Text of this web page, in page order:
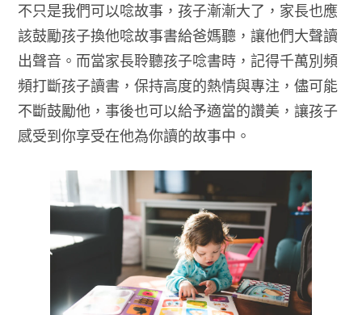
不只是我們可以唸故事，孩子漸漸大了，家長也應
該鼓勵孩子換他唸故事書給爸媽聽，讓他們大聲讀
出聲音。而當家長聆聽孩子唸書時，記得千萬別頻
頻打斷孩子讀書，保持高度的熱情與專注，儘可能
不斷鼓勵他，事後也可以給予適當的讚美，讓孩子
感受到你享受在他為你讀的故事中。